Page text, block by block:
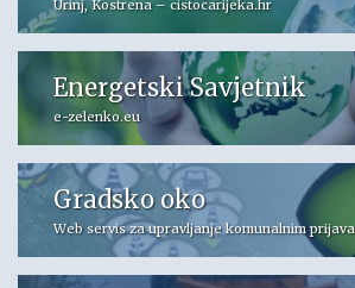
Urinj, Kostrena – cistocarijeka.hr
Energetski Savjetnik
e-zelenko.eu
Gradsko oko
Web servis za upravljanje komunalnim